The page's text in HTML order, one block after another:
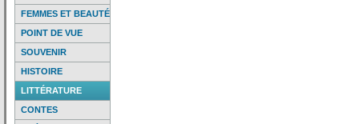
FEMMES ET BEAUTÉ
POINT DE VUE
SOUVENIR
HISTOIRE
LITTÉRATURE
CONTES